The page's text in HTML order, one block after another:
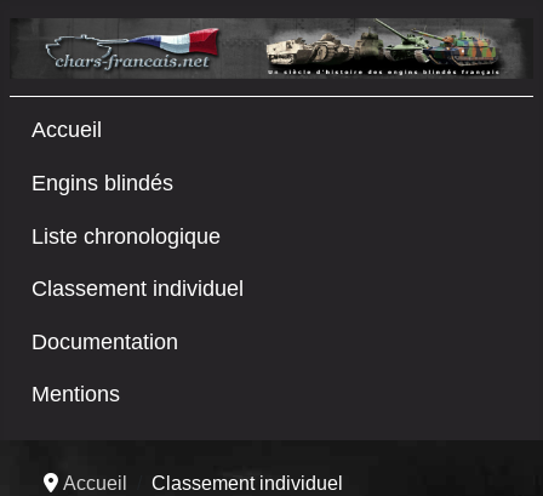
Accueil
Engins blindés
Liste chronologique
Classement individuel
Documentation
Mentions
Accueil
Classement individuel